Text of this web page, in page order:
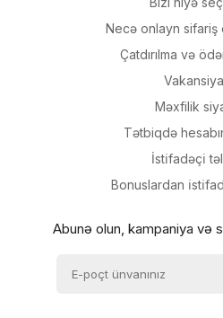
Necə onlayn sifariş
Çatdırılma və
Məxfilik
Tətbiqdə
İsti̇fadəçi̇
Bonuslardan
Abunə olun, kampaniya və